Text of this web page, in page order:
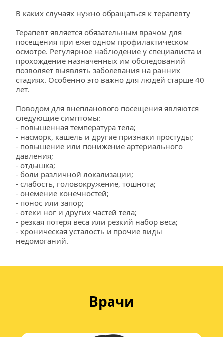
В каких случаях нужно обращаться к терапевту
Терапевт является обязательным врачом для
посещения при ежегодном профилактическом
осмотре. Регулярное наблюдение у специалиста и
прохождение назначенных им обследований
позволяет выявлять заболевания на ранних
стадиях. Особенно это важно для людей старше 40
лет.
Поводом для внепланового посещения являются
следующие симптомы:
- повышенная температура тела;
- насморк, кашель и другие признаки простуды;
- повышение или понижение артериального
давления;
- отдышка;
- боли различной локализации;
- слабость, головокружение, тошнота;
- онемение конечностей;
- понос или запор;
- отеки ног и других частей тела;
- резкая потеря веса или резкий набор веса;
- хроническая усталость и прочие виды
недомоганий.
Врачи